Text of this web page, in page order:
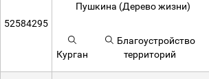
52584295
Пушкина (Дерево жизни)
Курган
Благоустройство
территорий